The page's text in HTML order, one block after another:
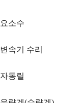
요소수
변속기 수리
자동릴